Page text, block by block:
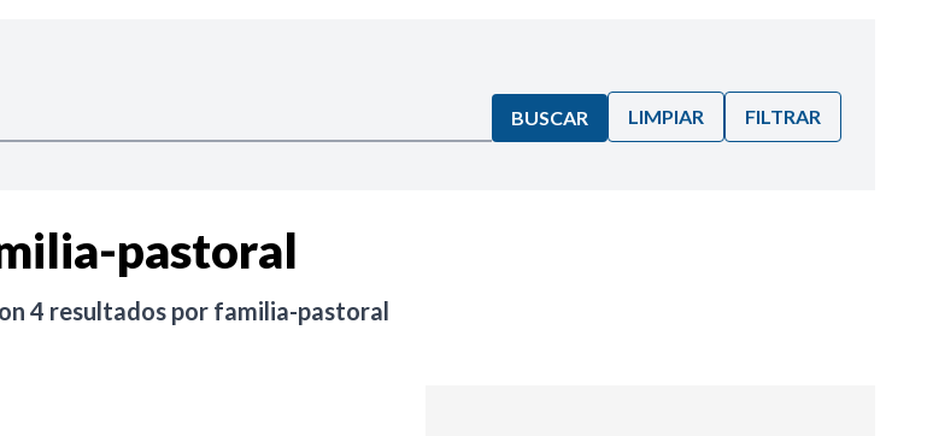
BUSCAR LIMPIAR FILTRAR
pastoral
4 resultados por familia-pastoral